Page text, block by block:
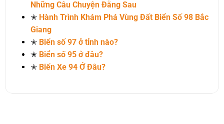
Những Câu Chuyện Đằng Sau
✭ Hành Trình Khám Phá Vùng Đất Biển Số 98 Bắc
Giang
✭ Biển số 97 ở tỉnh nào?
✭ Biển số 95 ở đâu?
✭ Biển Xe 94 Ở Đâu?